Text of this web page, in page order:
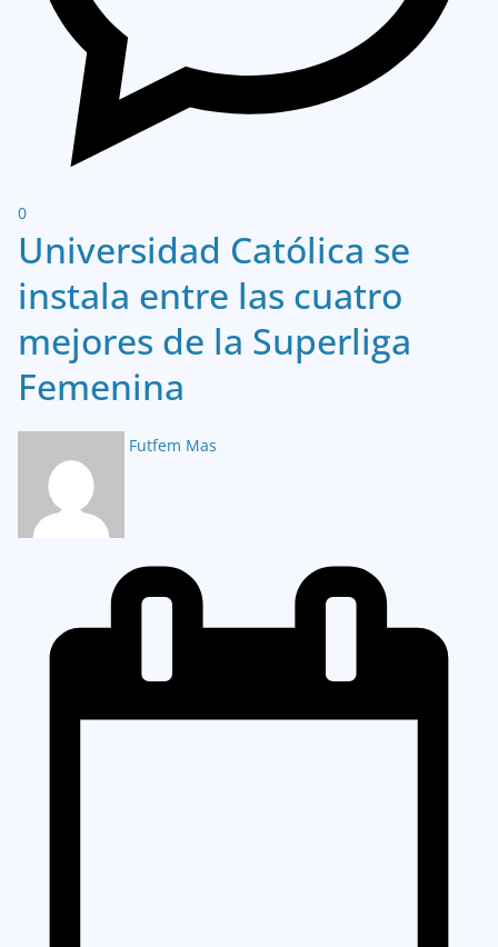
0
Universidad Católica se
instala entre las cuatro
mejores de la Superliga
Femenina
Futfem Mas